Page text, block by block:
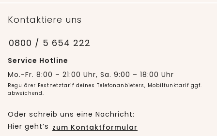
Kontaktiere uns
0800 / 5 654 222
Service Hotline
Mo.-Fr. 8:00 – 21:00 Uhr, Sa. 9:00 – 18:00 Uhr
Regulärer Festnetztarif deines Telefonanbieters, Mobilfunktarif ggf.
abweichend.
Oder schreib uns eine Nachricht:
Hier geht’s zum Kontaktformular